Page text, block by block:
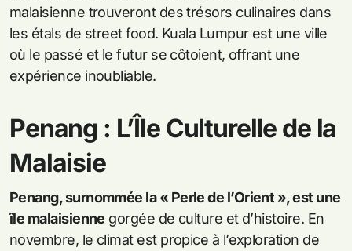
malaisienne trouveront des trésors culinaires dans
les étals de street food. Kuala Lumpur est une ville
où le passé et le futur se côtoient, offrant une
expérience inoubliable.
Penang : L’Île Culturelle de la
Malaisie
Penang, surnommée la « Perle de l’Orient », est une
île malaisienne gorgée de culture et d’histoire. En
novembre, le climat est propice à l’exploration de